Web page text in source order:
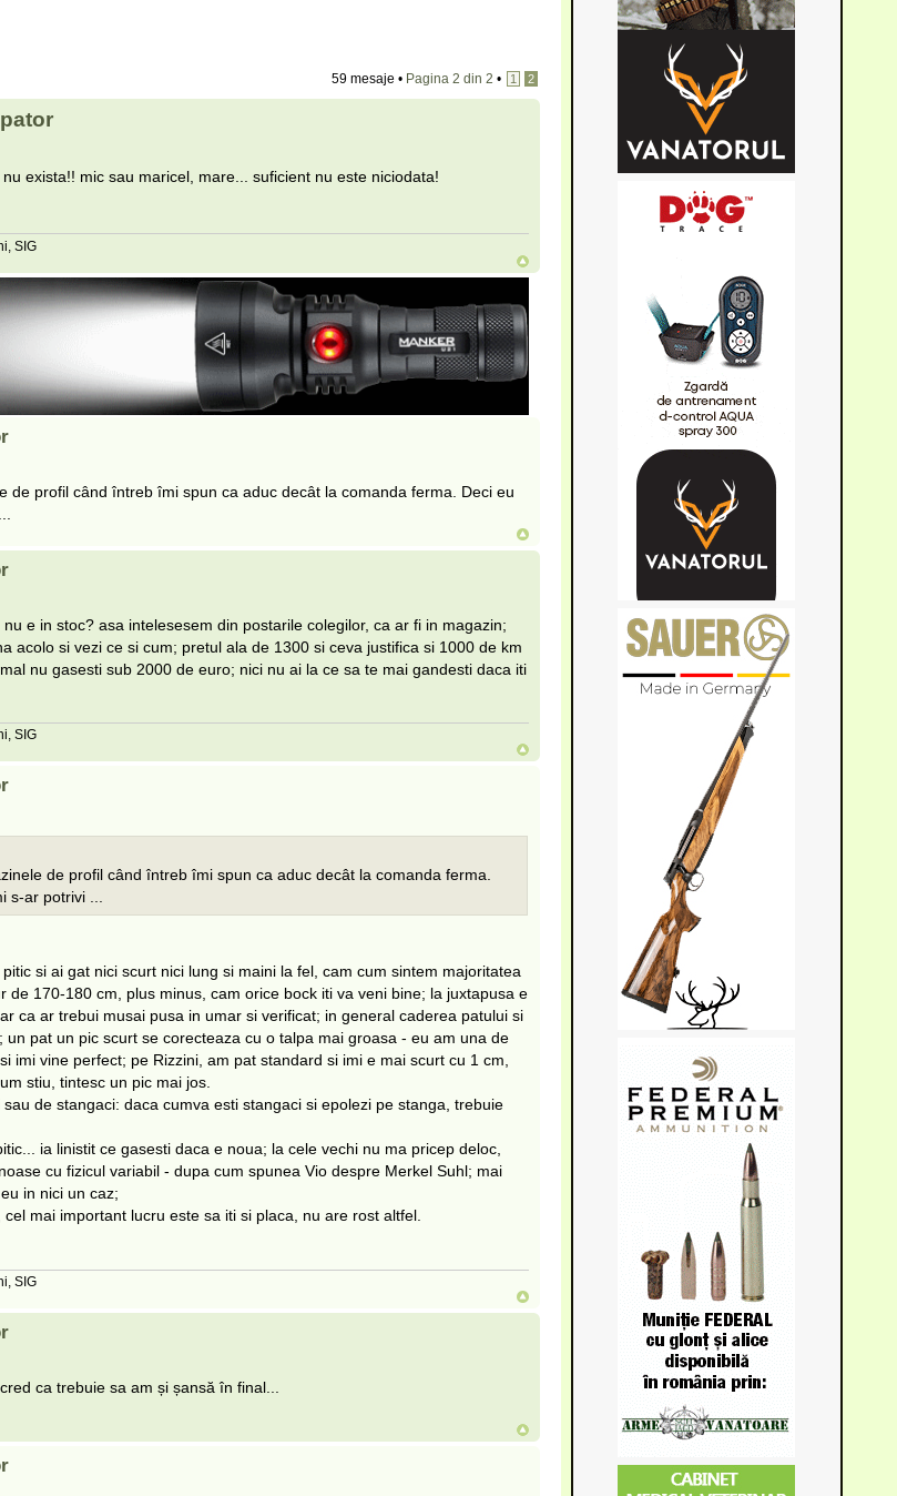
59 mesaje • Pagina 2 din 2 • 1 2
exista!! mic sau maricel, mare... suficient nu este niciodata!
SIG
de profil când întreb îmi spun ca aduc decât la comanda ferma. Deci eu
e in stoc? asa intelesesem din postarile colegilor, ca ar fi in magazin;
acolo si vezi ce si cum; pretul ala de 1300 si ceva justifica si 1000 de km
nu gasesti sub 2000 de euro; nici nu ai la ce sa te mai gandesti daca iti
SIG
de profil când întreb îmi spun ca aduc decât la comanda ferma.
s-ar potrivi ...
si ai gat nici scurt nici lung si maini la fel, cam cum sintem majoritatea
de 170-180 cm, plus minus, cam orice bock iti va veni bine; la juxtapusa e
ca ar trebui musai pusa in umar si verificat; in general caderea patului si
pat un pic scurt se corecteaza cu o talpa mai groasa - eu am una de
imi vine perfect; pe Rizzini, am pat standard si imi e mai scurt cu 1 cm,
stiu, tintesc un pic mai jos.
de stangaci: daca cumva esti stangaci si epolezi pe stanga, trebuie
ia linistit ce gasesti daca e noua; la cele vechi nu ma pricep deloc,
cu fizicul variabil - dupa cum spunea Vio despre Merkel Suhl; mai
in nici un caz;
mai important lucru este sa iti si placa, nu are rost altfel.
SIG
ca trebuie sa am și șansă în final...